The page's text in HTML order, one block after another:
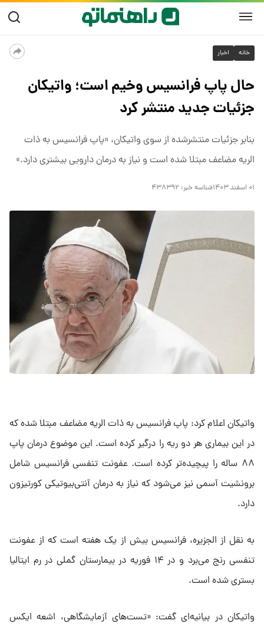
خانه اخبار
حال پاپ فرانسیس وخیم است؛ واتیکان
جزئیات جدید منتشر کرد
بنابر جزئیات منتشرشده از سوی واتیکان، «پاپ فرانسیس به ذات
الریه مضاعف مبتلا شده است و نیاز به درمان دارویی بیشتری دارد.»
۰۱ اسفند ۱۴۰۳ شناسه خبر: ۴۳۸۳۹۲
واتیکان اعلام کرد: پاپ فرانسیس به ذات الریه مضاعف مبتلا شده که
در این بیماری هر دو ریه را درگیر کرده است. این موضوع درمان پاپ
۸۸ ساله را پیچیده‌تر کرده است. عفونت تنفسی فرانسیس شامل
برونشیت آسمی نیز می‌شود که نیاز به درمان آنتی‌بیوتیکی کورتیزون
دارد.
به نقل از الجزیره، فرانسیس بیش از یک هفته است که از عفونت
تنفسی رنج می‌برد و در ۱۴ فوریه در بیمارستان گملی در رم ایتالیا
بستری شده است.
واتیکان در بیانیه‌ای گفت: «تست‌های آزمایشگاهی، اشعه ایکس